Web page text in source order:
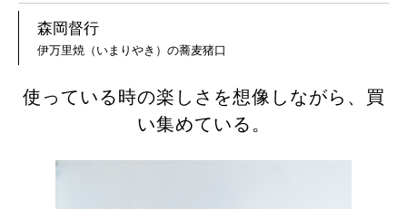
森岡督行
伊万里焼（いまりやき）の蕎麦猪口
使っている時の楽しさを想像しながら、買
い集めている。